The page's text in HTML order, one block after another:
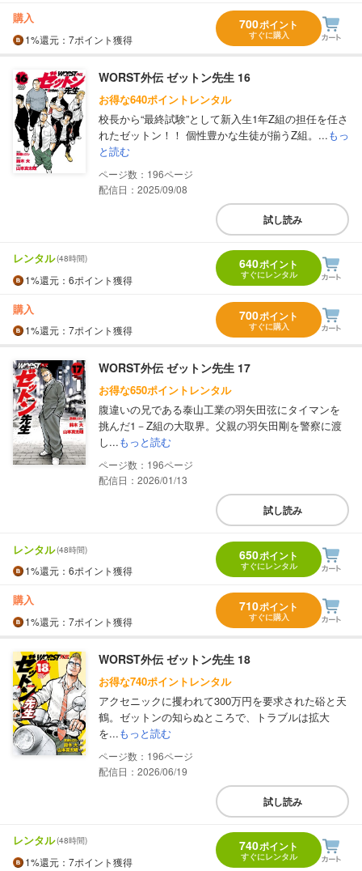
購入
1%還元 ：7ポイント獲得
700ポイント
すぐに購入
WORST外伝 ゼットン先生 16
お得な640ポイントレンタル
校長から“最終試験”として新入生1年Z組の担任を任さ
れたゼットン！！ 個性豊かな生徒が揃うZ組。...もっ
と読む
196
配信日：2025/09/08
試し読み
レンタル(48時間)
1%還元 ：6ポイント獲得
640ポイント
すぐにレンタル
購入
1%還元 ：7ポイント獲得
700ポイント
すぐに購入
WORST外伝 ゼットン先生 17
お得な650ポイントレンタル
腹違いの兄である泰山工業の羽矢田弦にタイマンを
挑んだ1－Z組の大取界。父親の羽矢田剛を警察に渡
し...もっと読む
196
配信日：2026/01/13
試し読み
レンタル(48時間)
1%還元 ：6ポイント獲得
650ポイント
すぐにレンタル
購入
1%還元 ：7ポイント獲得
710ポイント
すぐに購入
WORST外伝 ゼットン先生 18
お得な740ポイントレンタル
アクセニックに攫われて300万円を要求された硲と天
鶴。ゼットンの知らぬところで、トラブルは拡大
を...もっと読む
196
配信日：2026/06/19
試し読み
レンタル(48時間)
1%還元 ：7ポイント獲得
740ポイント
すぐにレンタル